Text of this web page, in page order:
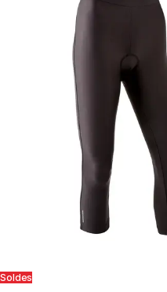
Soldes